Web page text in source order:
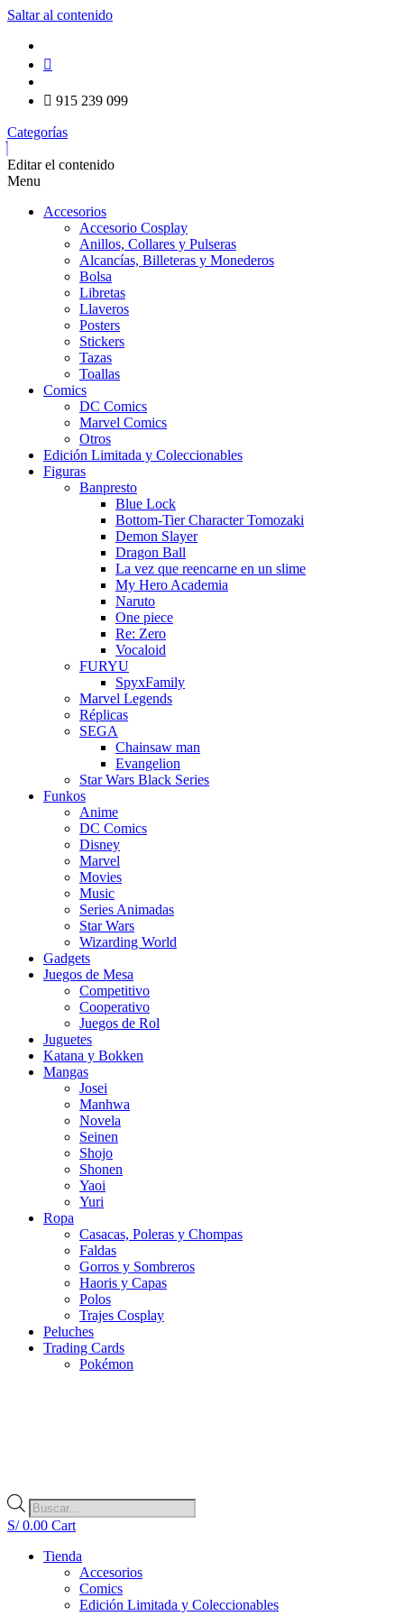
Saltar al contenido
915 239 099
Categorías
Editar el contenido
Menu
Accesorios
Accesorio Cosplay
Anillos, Collares y Pulseras
Alcancías, Billeteras y Monederos
Bolsa
Libretas
Llaveros
Posters
Stickers
Tazas
Toallas
Comics
DC Comics
Marvel Comics
Otros
Edición Limitada y Coleccionables
Figuras
Banpresto
Blue Lock
Bottom-Tier Character Tomozaki
Demon Slayer
Dragon Ball
La vez que reencarne en un slime
My Hero Academia
Naruto
One piece
Re: Zero
Vocaloid
FURYU
SpyxFamily
Marvel Legends
Réplicas
SEGA
Chainsaw man
Evangelion
Star Wars Black Series
Funkos
Anime
DC Comics
Disney
Marvel
Movies
Music
Series Animadas
Star Wars
Wizarding World
Gadgets
Juegos de Mesa
Competitivo
Cooperativo
Juegos de Rol
Juguetes
Katana y Bokken
Mangas
Josei
Manhwa
Novela
Seinen
Shojo
Shonen
Yaoi
Yuri
Ropa
Casacas, Poleras y Chompas
Faldas
Gorros y Sombreros
Haoris y Capas
Polos
Trajes Cosplay
Peluches
Trading Cards
Pokémon
Búsqueda
de
productos
S/0.00 Cart
Tienda
Accesorios
Comics
Edición Limitada y Coleccionables